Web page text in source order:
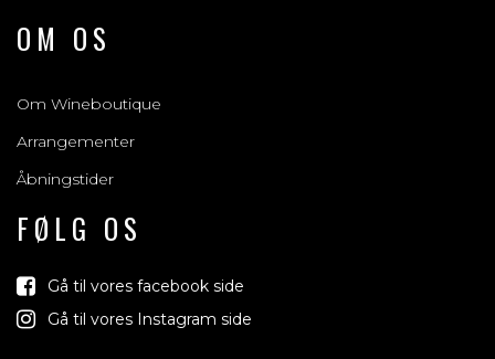
OM OS
Om Wineboutique
Arrangementer
Åbningstider
FØLG OS
Gå til vores facebook side
Gå til vores Instagram side